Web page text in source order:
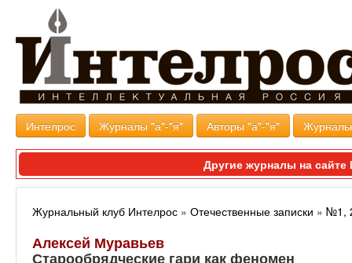
Интелрос Журналы "а"-"я" Авторы "а"-"я"
Другие журналы на
Журнальный клуб Интелрос » Отечественные записки » №1,
Алексей Муравьев
Старообрядческие гари как феномен